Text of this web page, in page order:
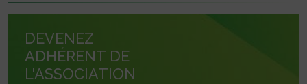
DEVENEZ
ADHÉRENT DE
L'ASSOCIATION